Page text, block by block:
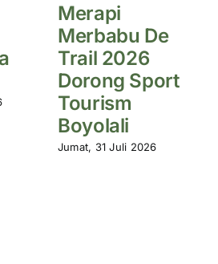
Merapi
Merbabu De
Trail 2026
Dorong Sport
Tourism
Boyolali
Jumat, 31 Juli 2026